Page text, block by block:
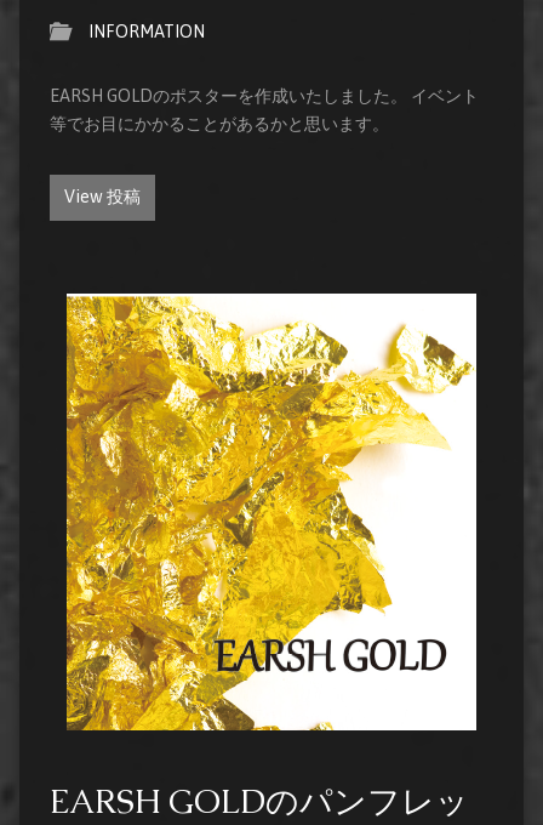
INFORMATION
EARSH GOLDのポスターを作成いたしました。 イベント
等でお目にかかることがあるかと思います。
View 投稿
EARSH GOLDのパンフレッ